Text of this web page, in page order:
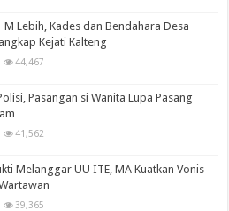
M Lebih, Kades dan Bendahara Desa
Kejati Kalteng
44,467
Pasangan si Wanita Lupa Pasang
41,562
Melanggar UU ITE, MA Kuatkan Vonis
39,365